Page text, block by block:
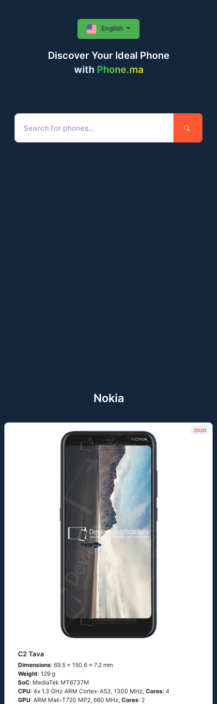
Discover Your Ideal Phone
with Phone.ma
English
Nokia
2020
C2 Tava
Dimensions: 69.5 x 150.6 x 7.2 mm
Weight: 129 g
SoC: МеdiаТеk МТ6737М
CPU: 4х 1.3 GНz АRМ Соrtех-А53, 1300 MHz, Cores: 4
GPU: ARM Mali-T720 MP2, 660 MHz, Cores: 2